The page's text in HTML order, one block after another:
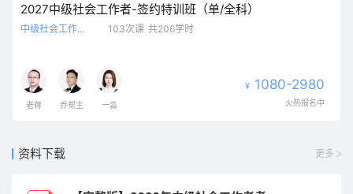
2027中级社会工作者-签约特训班（单/全科）
中级社会工作... 103次课 共206学时
老蒋 乔帮主 一淼
¥ 1080-2980
火热报名中
资料下载 更多